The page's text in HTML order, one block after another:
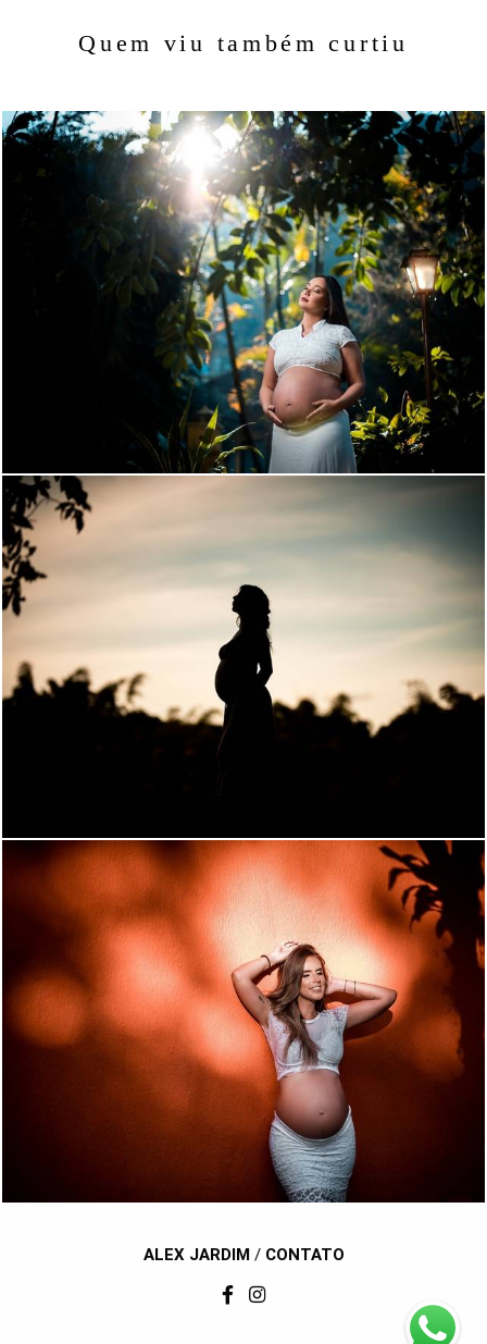
Quem viu também curtiu
1454 26
1520 28
1458 98
ALEX JARDIM/ CONTATO